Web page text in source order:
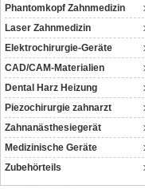
Phantomkopf Zahnmedizin
Laser Zahnmedizin
Elektrochirurgie-Geräte
CAD/CAM-Materialien
Dental Harz Heizung
Piezochirurgie zahnarzt
Zahnanästhesiegerät
Medizinische Geräte
Zubehörteils